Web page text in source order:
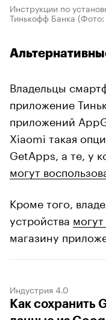
Инструкции по
Тинькофф Банка
Владельцы
приложение
приложений
Xiaomi такая
GetApps, а те, у
могут
Кроме того,
устройства
магазину
Индустрия 4.0
Как сохранить